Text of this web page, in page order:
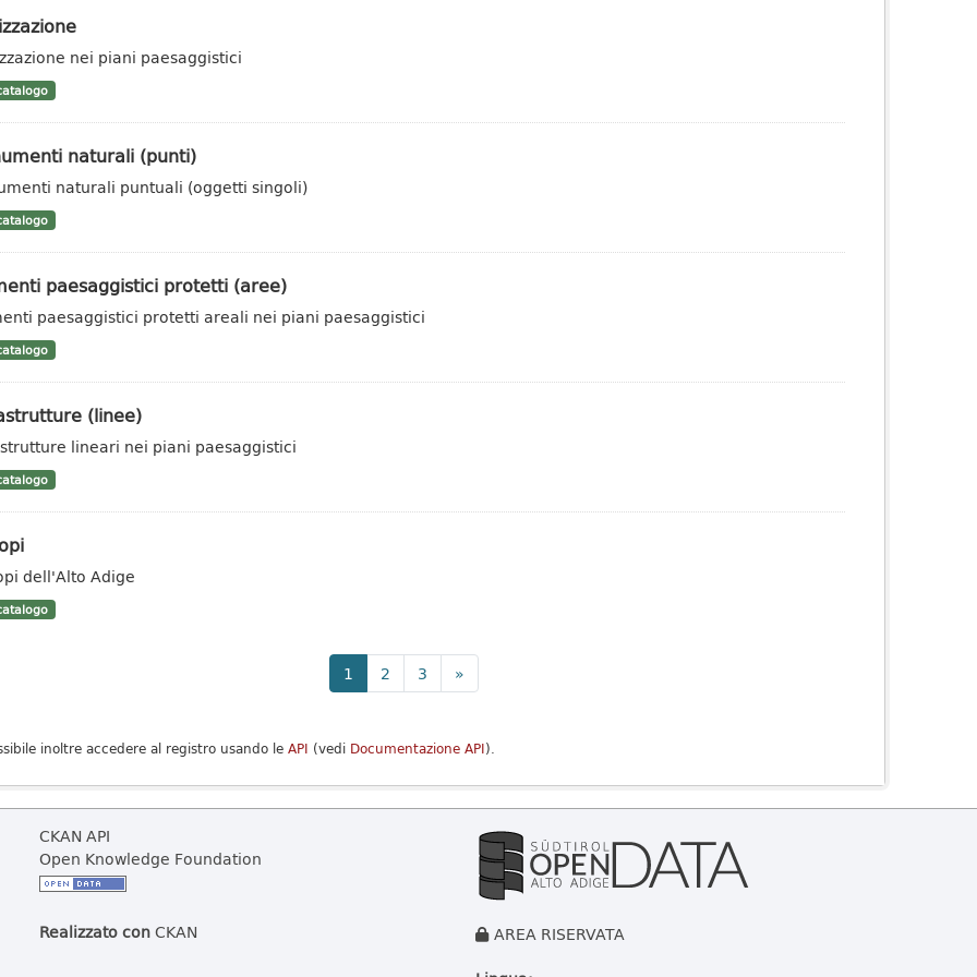
nei piani paesaggistici
naturali (punti)
naturali puntuali (oggetti singoli)
paesaggistici protetti (aree)
paesaggistici protetti areali nei piani paesaggistici
(linee)
lineari nei piani paesaggistici
dell'Alto Adige
1 2 3 »
inoltre accedere al registro usando le API (vedi Documentazione API).
CKAN API
Open Knowledge Foundation
Realizzato conCKAN
AREA RISERVATA